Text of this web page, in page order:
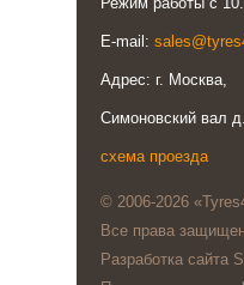
Режим работы с
E-mail:
Адрес: г. Москва,
Симоновский вал
схема проезда
© 2006-2026
Все права
Разработка сайта